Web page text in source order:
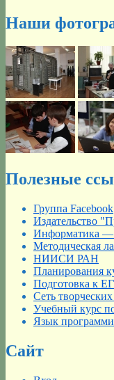
Наши
Полезные
Группа Facebook
Издательство
Информатика —
Методическая
НИИСИ РАН
Планирования
Подготовка к
Сеть
Учебный курс
Язык
Сайт